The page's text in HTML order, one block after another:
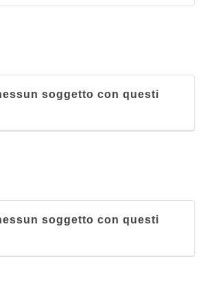
soggetto con questi
soggetto con questi